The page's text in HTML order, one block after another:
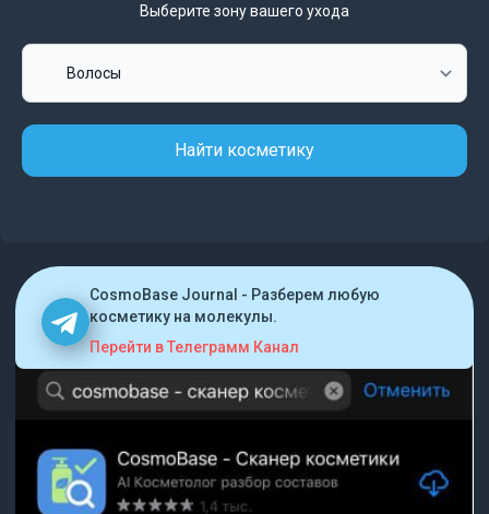
Выберите зону вашего ухода
Найти косметику
CosmoBase Journal - Разберем любую
косметику на молекулы.
Перейти в Телеграмм Канал